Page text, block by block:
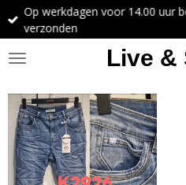
Ga
direct
de
Live &
Op werkdagen voor 14.00 uur
verzonden